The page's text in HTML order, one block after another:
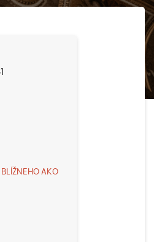
BLÍŽNEHO AKO